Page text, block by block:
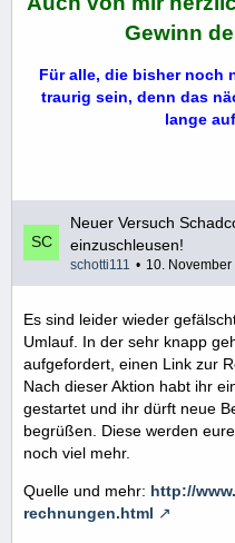
Gewinn
Für alle, die bisher noch
traurig sein, denn das
lange
Neuer Versuch
einzuschleusen!
schotti111 10.
Es sind leider wieder
Umlauf. In der sehr knapp
aufgefordert, einen Link zur
Nach dieser Aktion habt ihr
gestartet und ihr dürft neue
begrüßen. Diese werden
noch viel mehr.
Quelle und mehr: http://
rechnungen.html